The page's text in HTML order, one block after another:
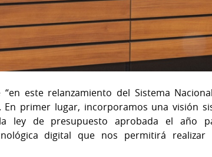
este relanzamiento del Sistema
primer lugar, incorporamos una visión
ley de presupuesto aprobada el año
digital que nos permitirá